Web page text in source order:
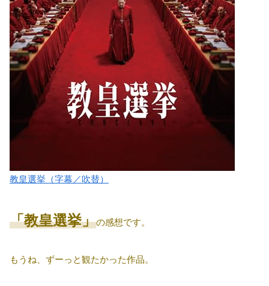
教皇選挙（字幕／吹替）
「教皇選挙」の感想です。
もうね、ずーっと観たかった作品。